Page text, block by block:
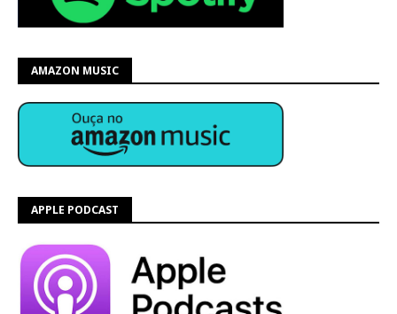
AMAZON MUSIC
APPLE PODCAST